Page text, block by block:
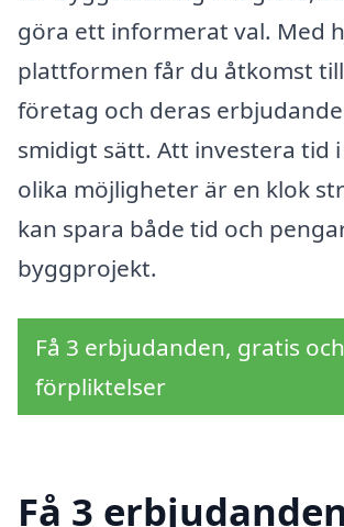
göra ett informerat val. Med
plattformen får du åtkomst
företag och deras
smidigt sätt. Att investera tid
olika möjligheter är en klok
kan spara både tid och
byggprojekt.
Få 3 erbjudanden, gratis
förpliktelser
Få 3